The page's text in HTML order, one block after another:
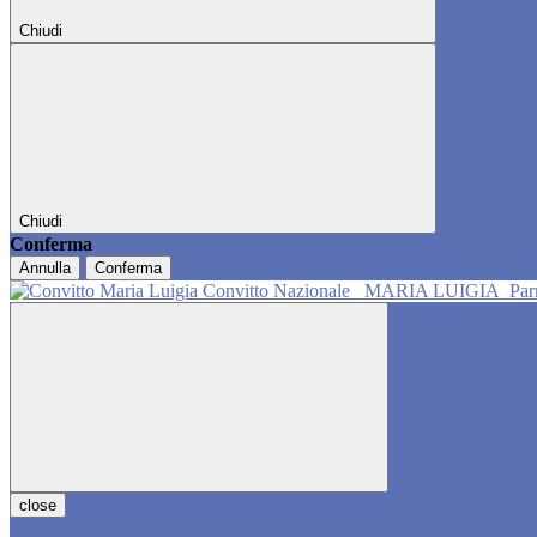
Chiudi
Chiudi
Conferma
Annulla Conferma
Convitto Nazionale MARIA LUIGIA
close